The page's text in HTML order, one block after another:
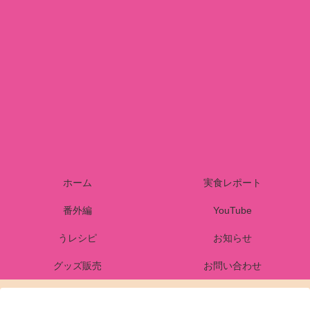
ホーム 実食レポート
番外編 YouTube
うレシピ お知らせ
グッズ販売 お問い合わせ